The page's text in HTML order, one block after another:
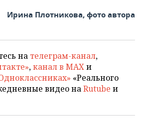
Ирина Плотникова, фото автора
на телеграм-канал,
,канал в MAXи
«Реального
видео наRutube и